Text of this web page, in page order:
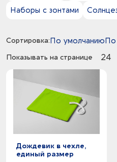
прозрачный - черный 0
белый прозрачный - 1
бесцветный полупрозрачный
голубой - 3
желтый -
зеленое яблоко - 5
ярко-синий - 3
Тампопечать 3
Трафаретная печать
Цифровая печать 20
7
Наборы с зонтами
Сортировка:По умолчаниюПо
Показывать на странице 24
Дождевик в чехле,
единый размер